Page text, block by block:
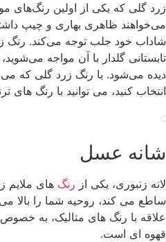
زرد گلی که یکی از اولین رنگ‌های
می‌خواهند ظاهری بهاری و چیپ
شاداب خود جلب توجه می‌کند. رنگ
تابستانی گلدار با آن مواجه
دیده می‌شود. با رنگ زرد گلی که می
انتخاب کنید، می توانید با رنگ های ترند ۲۰۲۲-۲۰۲۳ سازگار
شانه عسل
لانه زنبوری، یکی از رنگ های ملایم
ساطع می کند، روحیه شما را بالا
علاقه با رنگ های متالیک، به
قهوه ای است.